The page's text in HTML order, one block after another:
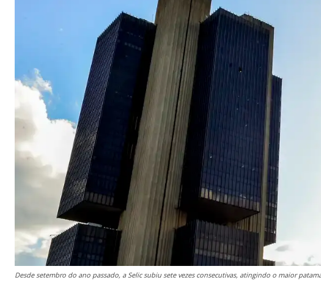
Desde setembro do ano passado, a Selic subiu sete vezes consecutivas, atingindo o maior